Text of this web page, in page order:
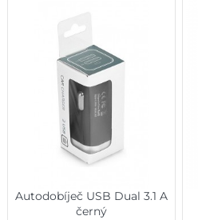
Autodobíječ USB Dual 3.1 A
černý